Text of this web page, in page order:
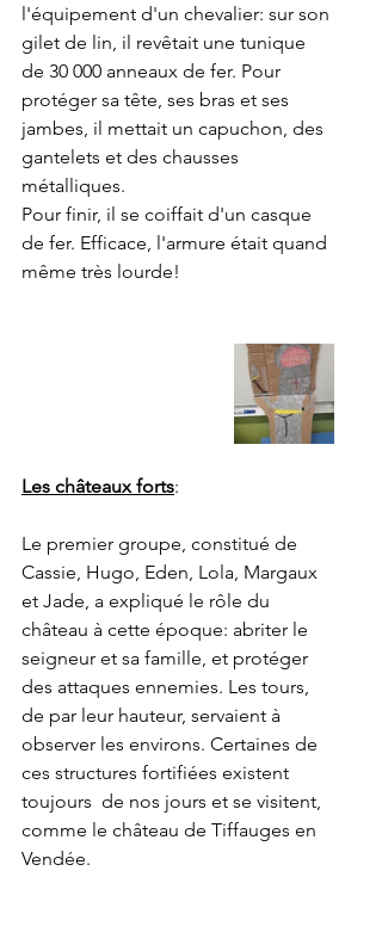
l'équipement d'un chevalier: sur son
gilet de lin, il revêtait une tunique
de 30 000 anneaux de fer. Pour
protéger sa tête, ses bras et ses
jambes, il mettait un capuchon, des
gantelets et des chausses
métalliques.
Pour finir, il se coiffait d'un casque
de fer. Efficace, l'armure était quand
même très lourde!
Les châteaux forts:
Le premier groupe, constitué de
Cassie, Hugo, Eden, Lola, Margaux
et Jade, a expliqué le rôle du
château à cette époque: abriter le
seigneur et sa famille, et protéger
des attaques ennemies. Les tours,
de par leur hauteur, servaient à
observer les environs. Certaines de
ces structures fortifiées existent
toujours  de nos jours et se visitent,
comme le château de Tiffauges en
Vendée.